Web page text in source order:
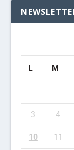
L M
3 4
10 11